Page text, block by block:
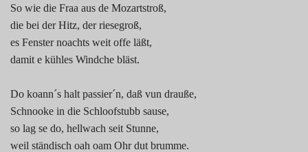
So wie die Fraa aus de Mozartstroß,
die bei der Hitz, der riesegroß,
es Fenster noachts weit offe läßt,
damit e kühles Windche bläst.
Do koann´s halt passier´n, daß vun drauße,
Schnooke in die Schloofstubb sause,
so lag se do, hellwach seit Stunne,
weil ständisch oah oam Ohr dut brumme.